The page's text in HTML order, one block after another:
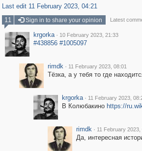
Last edit 11 February 2023, 04:21
11
Sign in to share your opinion Latest
krgorka · 10 February 2023, 21:33
#438856 #1005097
rimdk · 11 February 2023, 08:01
Тёзка, а у тебя то где
krgorka · 11 February 2023,
В Колюбакино https://
rimdk · 11 February 2023,
Да, интересная